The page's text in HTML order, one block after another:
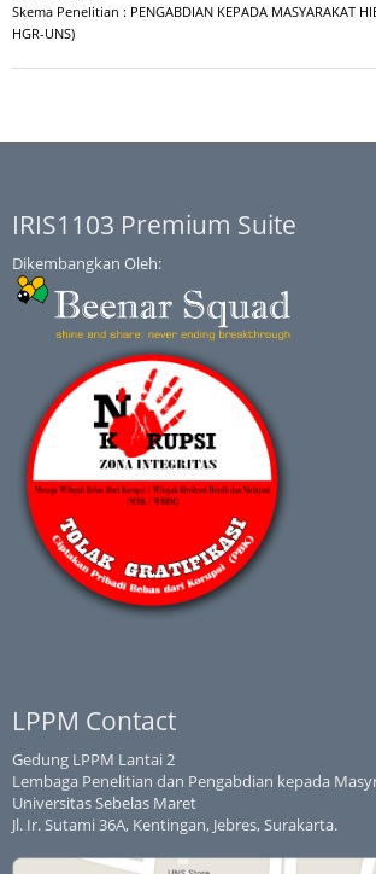
Skema Penelitian : PENGABDIAN KEPADA MASYARAKAT
HGR-UNS)
IRIS1103 Premium Suite
Dikembangkan Oleh:
LPPM Contact
Gedung LPPM Lantai 2
Lembaga Penelitian dan Pengabdian kepada
Universitas Sebelas Maret
Jl. Ir. Sutami 36A, Kentingan, Jebres, Surakarta.